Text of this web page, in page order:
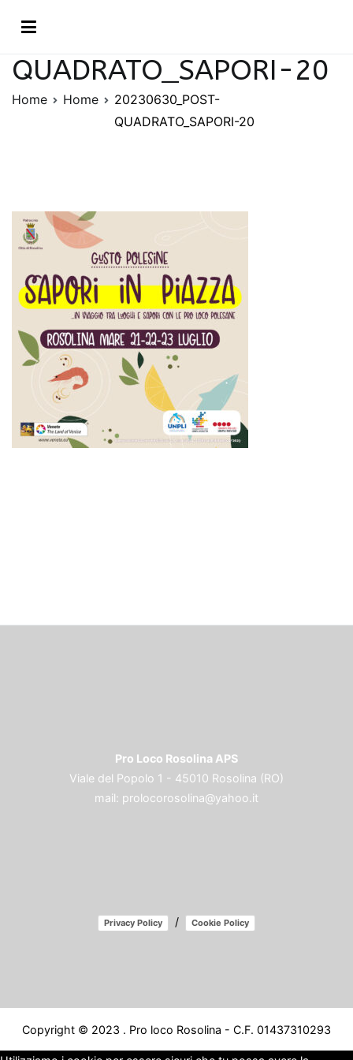
20230630_POST-
QUADRATO_SAPORI-20
Home Home
20230630_POST-
QUADRATO_SAPORI-20
Pro Loco Rosolina APS
Viale del Popolo 1 - 45010 Rosolina (RO)
mail: prolocorosolina@yahoo.it
Privacy Policy / Cookie Policy
Copyright © 2023 . Pro loco Rosolina - C.F. 01437310293